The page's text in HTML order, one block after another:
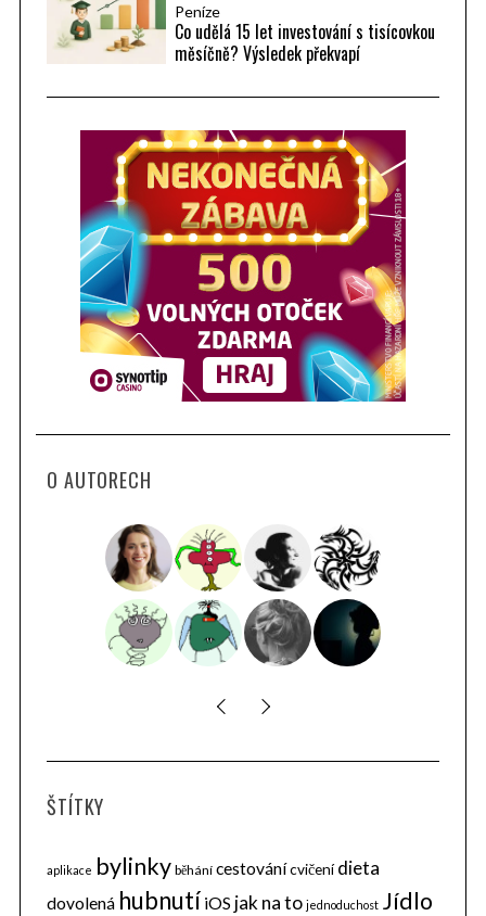
Peníze
Co udělá 15 let investování s tisícovkou
měsíčně? Výsledek překvapí
O AUTORECH
ŠTÍTKY
aplikace bylinky běhání cestovánícvičení dieta
dovolená hubnutí iOS jak na to jednoduchost Jídlo